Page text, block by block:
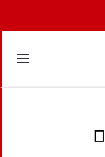
Toggle